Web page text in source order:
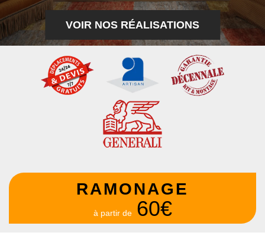
VOIR NOS RÉALISATIONS
RAMONAGE
à partir de 60€